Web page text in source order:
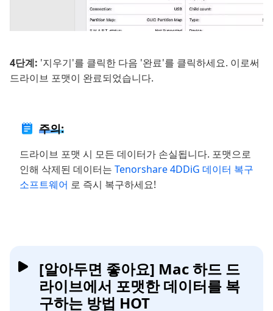
4단계: '지우기'를 클릭한 다음 '완료'를 클릭하세요. 이로써
드라이브 포맷이 완료되었습니다.
주의:
드라이브 포맷 시 모든 데이터가 손실됩니다. 포맷으로
인해 삭제된 데이터는 Tenorshare 4DDiG 데이터 복구
소프트웨어 로 즉시 복구하세요!
[알아두면 좋아요] Mac 하드 드
라이브에서 포맷한 데이터를 복
구하는 방법 HOT